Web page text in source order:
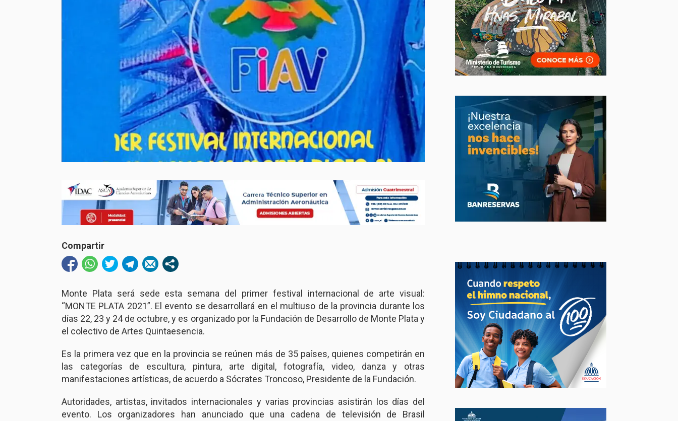
Compartir
Monte Plata será sede esta semana del primer festival internacional de arte visual:
“MONTE PLATA 2021”. El evento se desarrollará en el multiuso de la provincia durante los
días 22, 23 y 24 de octubre, y es organizado por la Fundación de Desarrollo de Monte Plata y
el colectivo de Artes Quintaesencia.
Es la primera vez que en la provincia se reúnen más de 35 países, quienes competirán en
las categorías de escultura, pintura, arte digital, fotografía, video, danza y otras
manifestaciones artísticas, de acuerdo a Sócrates Troncoso, Presidente de la Fundación.
Autoridades, artistas, invitados internacionales y varias provincias asistirán los días del
evento. Los organizadores han anunciado que una cadena de televisión de Brasil